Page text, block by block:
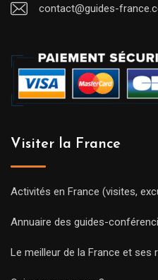
contact@guides-
Visiter la France
Activités en France (visites,
Annuaire des guides-
Le meilleur de la France et ses